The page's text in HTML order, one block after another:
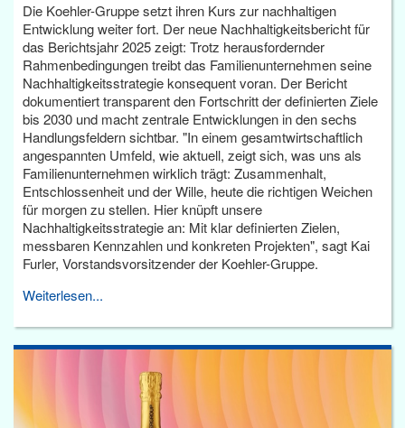
Die Koehler-Gruppe setzt ihren Kurs zur nachhaltigen
Entwicklung weiter fort. Der neue Nachhaltigkeitsbericht für
das Berichtsjahr 2025 zeigt: Trotz herausfordernder
Rahmenbedingungen treibt das Familienunternehmen seine
Nachhaltigkeitsstrategie konsequent voran. Der Bericht
dokumentiert transparent den Fortschritt der definierten Ziele
bis 2030 und macht zentrale Entwicklungen in den sechs
Handlungsfeldern sichtbar. "In einem gesamtwirtschaftlich
angespannten Umfeld, wie aktuell, zeigt sich, was uns als
Familienunternehmen wirklich trägt: Zusammenhalt,
Entschlossenheit und der Wille, heute die richtigen Weichen
für morgen zu stellen. Hier knüpft unsere
Nachhaltigkeitsstrategie an: Mit klar definierten Zielen,
messbaren Kennzahlen und konkreten Projekten", sagt Kai
Furler, Vorstandsvorsitzender der Koehler-Gruppe.
Weiterlesen...